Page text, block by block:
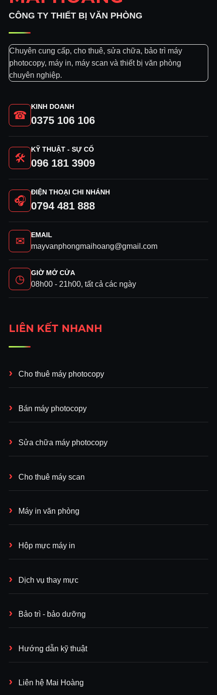
CÔNG TY THIẾT BỊ VĂN PHÒNG
Chuyên cung cấp, cho thuê, sửa chữa, bảo trì máy
photocopy, máy in, máy scan và thiết bị văn phòng
chuyên nghiệp.
☎
KINH DOANH
0375 106 106
🛠
KỸ THUẬT - SỰ CỐ
096 181 3909
🎧
ĐIỆN THOẠI CHI NHÁNH
0794 481 888
✉ EMAIL
mayvanphongmaihoang@gmail.com
◷ GIỜ MỞ CỬA
08h00 - 21h00, tất cả các ngày
LIÊN KẾT NHANH
Cho thuê máy photocopy
Bán máy photocopy
Sửa chữa máy photocopy
Cho thuê máy scan
Máy in văn phòng
Hộp mực máy in
Dịch vụ thay mực
Bảo trì - bảo dưỡng
Hướng dẫn kỹ thuật
Liên hệ Mai Hoàng